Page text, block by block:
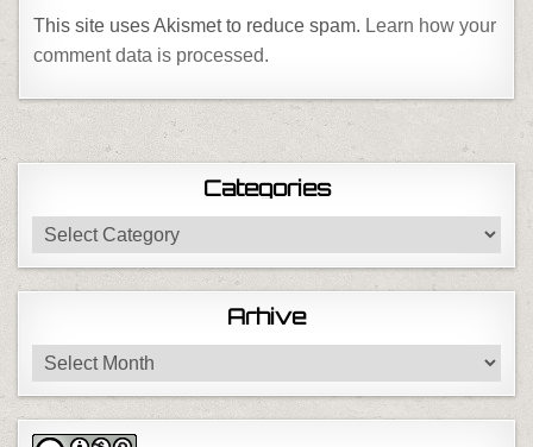
This site uses Akismet to reduce spam. Learn how your
comment data is processed.
Categories
Categories
Arhive
Arhive